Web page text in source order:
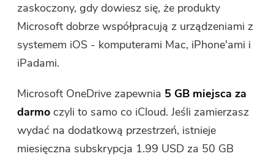
zaskoczony, gdy dowiesz się, że produkty
Microsoft dobrze współpracują z urządzeniami z
systemem iOS - komputerami Mac, iPhone'ami i
iPadami.
Microsoft OneDrive zapewnia 5 GB miejsca za
darmo czyli to samo co iCloud. Jeśli zamierzasz
wydać na dodatkową przestrzeń, istnieje
miesięczna subskrypcja 1.99 USD za 50 GB
Kup teraz